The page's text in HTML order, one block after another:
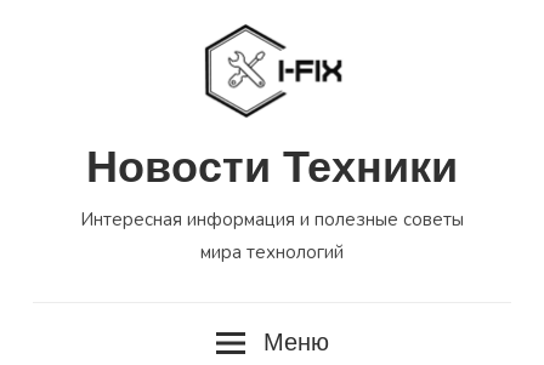
Новости Техники
Интересная информация и полезные советы
мира технологий
Меню